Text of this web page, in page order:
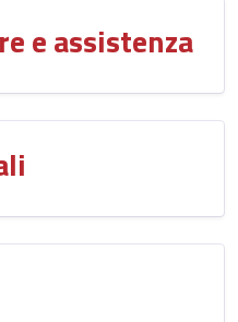
e assistenza